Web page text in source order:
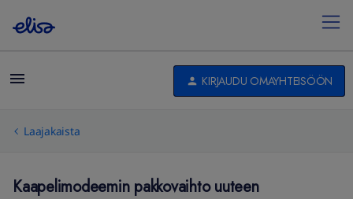
KIRJAUDU OMAYHTEISÖÖN
Laajakaista
Kaapelimodeemin pakkovaihto uuteen